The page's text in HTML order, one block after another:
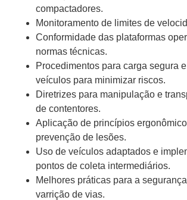
compactadores.
Monitoramento de limites de
Conformidade das plataformas
normas técnicas.
Procedimentos para carga segura
veículos para minimizar riscos.
Diretrizes para manipulação e
de contentores.
Aplicação de princípios
prevenção de lesões.
Uso de veículos adaptados e
pontos de coleta intermediários.
Melhores práticas para a
varrição de vias.